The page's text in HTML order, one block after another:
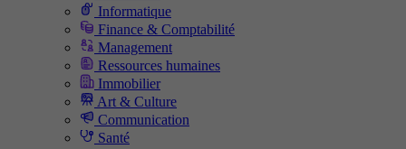
Informatique
Finance & Comptabilité
Management
Ressources humaines
Immobilier
Art & Culture
Communication
Santé